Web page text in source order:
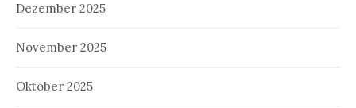
Dezember 2025
November 2025
Oktober 2025